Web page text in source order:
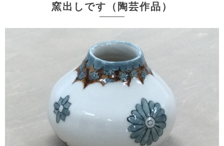
窯出しです（陶芸作品）